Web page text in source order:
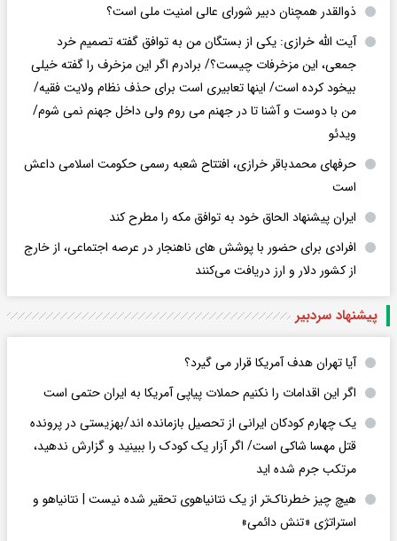
ذوالقدر همچنان دبیر شورای ‌عالی امنیت ملی است؟
آیت الله خرازی: یکی از بستگان من به توافق گفته تصمیم خرد
جمعی، این مزخرفات چیست؟/ برادرم اگر این مزخرف را گفته خیلی
بیخود کرده است/ اینها تعابیری است برای حذف نظام ولایت فقیه/
من با دوست و آشنا تا در جهنم می روم ولی داخل جهنم نمی شوم/
ویدئو
حرفهای محمدباقر خرازی، افتتاح شعبه رسمی حکومت اسلامی داعش
است
ایران پیشنهاد الحاق خود به توافق مکه را مطرح کند
افرادی برای حضور با پوشش های ناهنجار در عرصه اجتماعی، از خارج
از کشور دلار و ارز دریافت می‌کنند
پیشنهاد سردبیر
آیا تهران هدف آمریکا قرار می گیرد؟
اگر این اقدامات را نکنیم حملات پیاپی آمریکا به ایران حتمی است
یک چهارم کودکان ایرانی از تحصیل بازمانده اند/بهزیستی در پرونده
قتل مهسا شاکی است/ اگر آزار یک کودک را ببینید و گزارش ندهید،
مرتکب جرم شده اید
هیچ چیز خطرناک‌تر از یک نتانیاهوی تحقیر شده نیست | نتانیاهو و
استراتژی «تنش دائمی»